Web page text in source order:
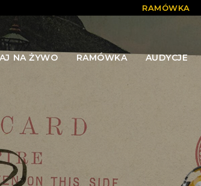
RAMÓWKA
NA ŻYWO RAMÓWKA AUDYCJE